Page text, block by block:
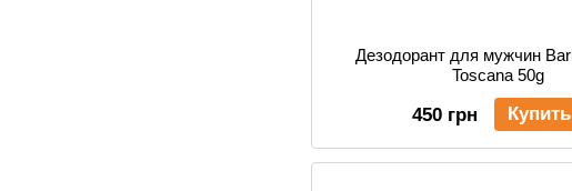
Дезодорант для мужчин
Toscana 50g
450 грн Купить